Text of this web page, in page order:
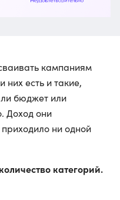
кампаниям
них есть и такие,
бюджет или
Доход они
ни одной
категорий.